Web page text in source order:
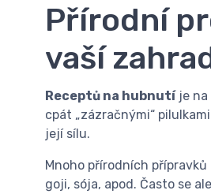
Přírodní
vaší
Receptů na hubnutíje na
cpát „zázračnými“
její sílu.
Mnoho přírodních
goji, sója, apod. Často se